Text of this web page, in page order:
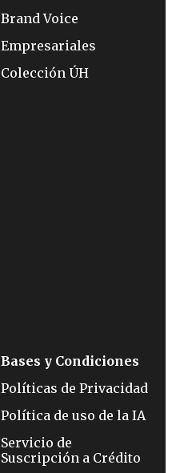
Brand Voice
Empresariales
Colección ÚH
Bases y Condiciones
Políticas de Privacidad
Política de uso de la IA
Servicio de
Suscripción a Crédito